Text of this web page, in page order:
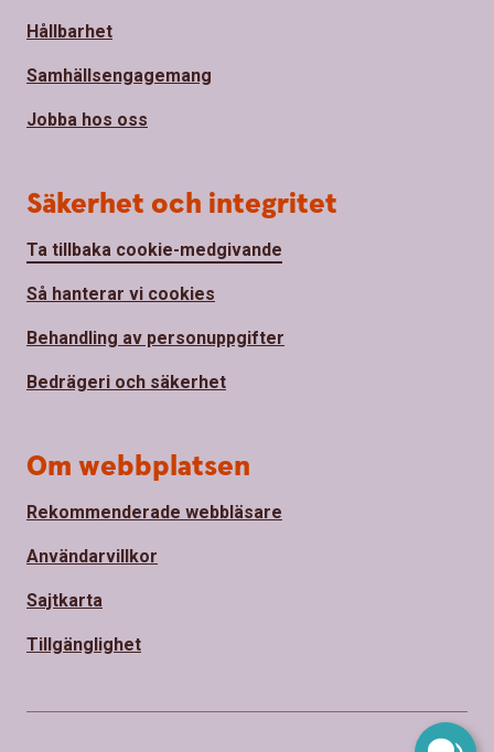
Hållbarhet
Samhällsengagemang
Jobba hos oss
Säkerhet och integritet
Ta tillbaka cookie-medgivande
Så hanterar vi cookies
Behandling av personuppgifter
Bedrägeri och säkerhet
Om webbplatsen
Rekommenderade webbläsare
Användarvillkor
Sajtkarta
Tillgänglighet